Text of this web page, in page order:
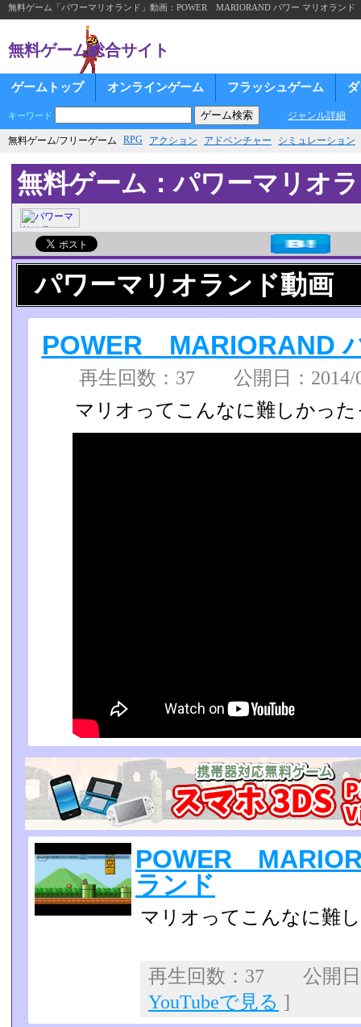
無料ゲーム「パワーマリオランド」動画：POWER MARIORAND パワー マリオランド
無料ゲーム総合サイト
ゲームトップ オンラインゲーム フラッシュゲーム
キーワード ジャンル詳細
無料ゲーム/フリーゲーム RPG アクション アドベンチャー シミュレーション
無料ゲーム：パワーマリオ
パワーマリオランド動画
POWER MARIORAND
再生回数：37 公開日：2014/
マリオってこんなに難しかった
POWER
ランド
マリオってこんなに難
再生回数：37 公開
YouTubeで見る ]